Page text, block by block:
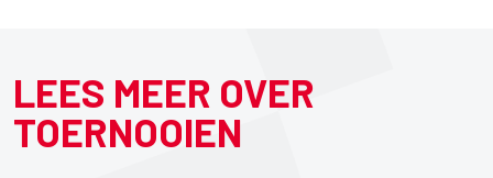
LEES MEER OVER
TOERNOOIEN